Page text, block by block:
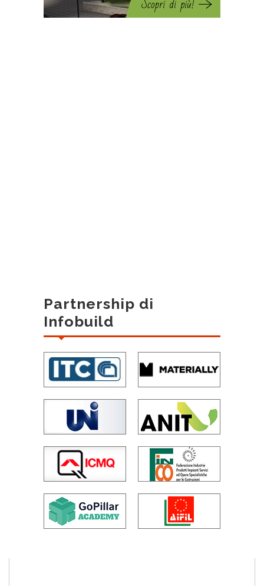
Partnership di
Infobuild